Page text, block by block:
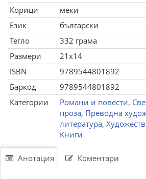
Корици
меки
Език
български
Тегло
332 грама
Размери
21x14
ISBN
9789544801892
Баркод
9789544801892
Категории
Романи и повести.
проза, Преводна
литература,
Книги
Анотация Коментари